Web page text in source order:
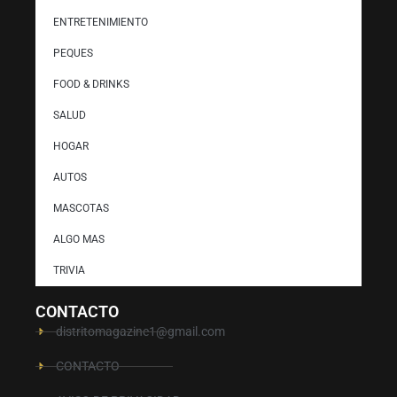
ENTRETENIMIENTO
PEQUES
FOOD & DRINKS
SALUD
HOGAR
AUTOS
MASCOTAS
ALGO MAS
TRIVIA
CONTACTO
distritomagazine1@gmail.com
CONTACTO